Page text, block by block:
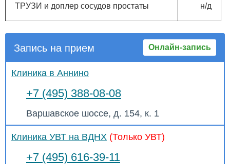
ТРУЗИ и доплер сосудов простаты н/д
Запись на прием Онлайн-запись
Клиника в Аннино
+7 (495) 388-08-08
Варшавское шоссе, д. 154, к. 1
Клиника УВТ на ВДНХ (Только УВТ)
+7 (495) 616-39-11